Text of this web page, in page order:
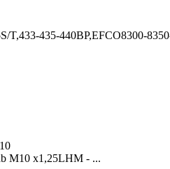
M10 x1,25LHM - ...